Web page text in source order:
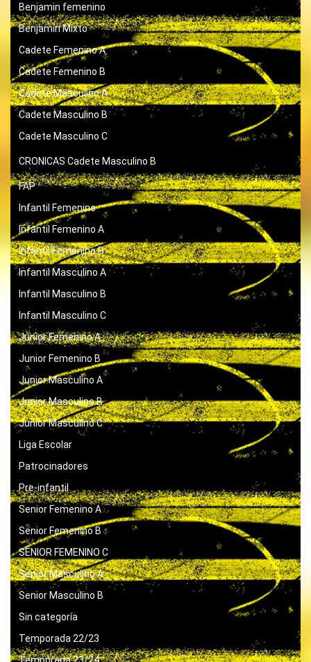
Benjamin femenino
Benjamín Mixto
Cadete Femenino A
Cadete Femenino B
Cadete Masculino A
Cadete Masculino B
Cadete Masculino C
CRONICAS Cadete Masculino B
FAP
Infantil Femenino
Infantil Femenino A
Infantil Femenino B
Infantil Masculino A
Infantil Masculino B
Infantil Masculino C
Junior Femenino A
Junior Femenino B
Junior Masculino A
Junior Masculino B
Junior Masculino C
Liga Escolar
Patrocinadores
Pre-infantil
Senior Femenino A
Senior Femenino B
SENIOR FEMENINO C
Senior Masculino A
Senior Masculino B
Sin categoría
Temporada 22/23